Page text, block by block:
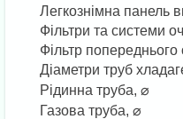
Легкознімна панель
Фільтри та системи
Фільтр
Діаметри труб
Рідинна труба, ⌀
Газова труба, ⌀